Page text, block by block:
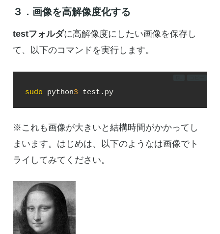
３．画像を高解像度化する
testフォルダに高解像度にしたい画像を保存し
て、以下のコマンドを実行します。
sudo python3 test.py
※これも画像が大きいと結構時間がかかってし
まいます。はじめは、以下のようなは画像でト
ライしてみてください。